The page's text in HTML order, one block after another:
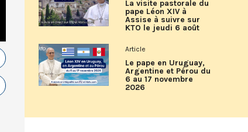
La visite pastorale du
pape Léon XIV à
Assise à suivre sur
KTO le jeudi 6 août
Article
Le pape en Uruguay,
Argentine et Pérou du
6 au 17 novembre
2026